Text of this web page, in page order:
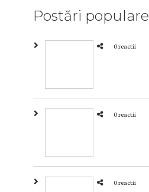
Postări populare
0 reactii
0 reactii
0 reactii